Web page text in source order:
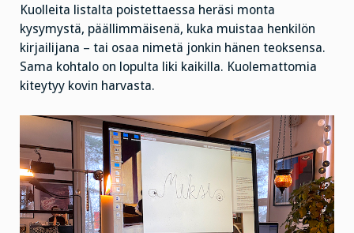
Kuolleita listalta poistettaessa heräsi monta
kysymystä, päällimmäisenä, kuka muistaa henkilön
kirjailijana – tai osaa nimetä jonkin hänen teoksensa.
Sama kohtalo on lopulta liki kaikilla. Kuolemattomia
kiteytyy kovin harvasta.